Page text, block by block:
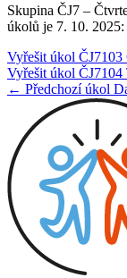
Skupina ČJ7 –
úkolů je 7. 10. 2025:
Vyřešit úkol
Vyřešit úkol ČJ7104
← Předchozí úkol